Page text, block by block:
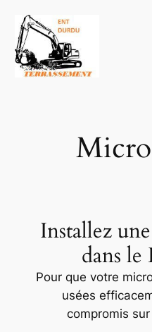
Aller
contenu
Installez
dans
Pour que votre
usées
compromis sur